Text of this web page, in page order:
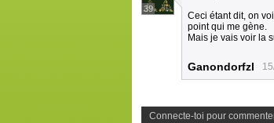
39
Ceci étant dit, on
point qui me gène.
Mais je vais voir la
Ganondorfzl
Connecte-toi pour